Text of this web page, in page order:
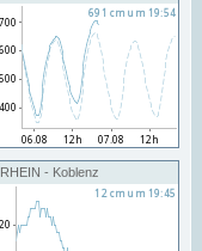
RHEIN - Koblenz